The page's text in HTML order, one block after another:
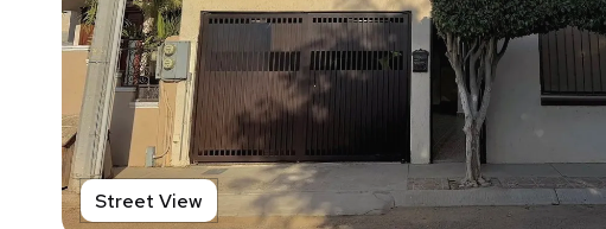
Street View